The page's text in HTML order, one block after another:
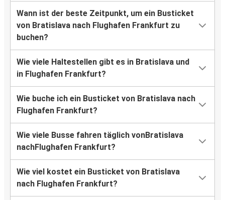
Wann ist der beste Zeitpunkt, um ein Busticket
von Bratislava nach Flughafen Frankfurt zu
buchen?
Wie viele Haltestellen gibt es in Bratislava und
in Flughafen Frankfurt?
Wie buche ich ein Busticket von Bratislava nach
Flughafen Frankfurt?
Wie viele Busse fahren täglich vonBratislava
nachFlughafen Frankfurt?
Wie viel kostet ein Busticket von Bratislava
nach Flughafen Frankfurt?